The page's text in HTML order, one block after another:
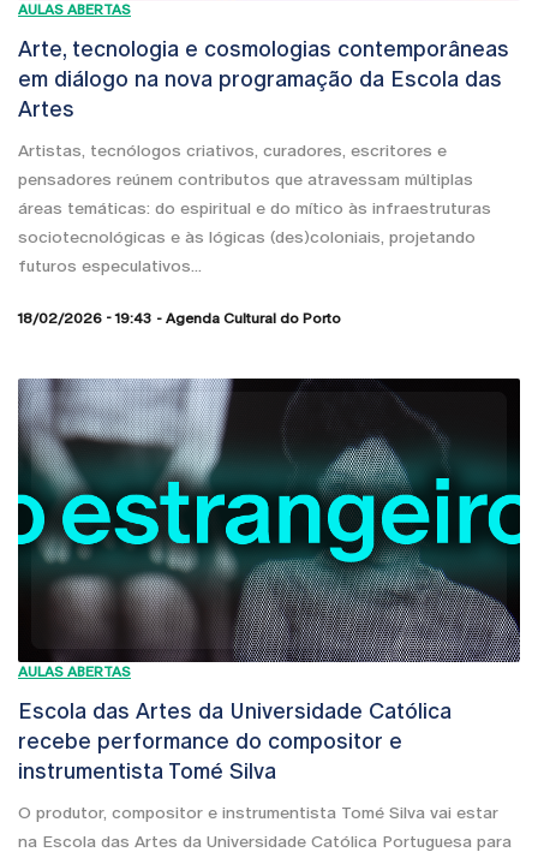
AULAS ABERTAS
Arte, tecnologia e cosmologias contemporâneas
em diálogo na nova programação da Escola das
Artes
Artistas, tecnólogos criativos, curadores, escritores e
pensadores reúnem contributos que atravessam múltiplas
áreas temáticas: do espiritual e do mítico às infraestruturas
sociotecnológicas e às lógicas (des)coloniais, projetando
futuros especulativos...
18/02/2026 - 19:43 Agenda Cultural do Porto
AULAS ABERTAS
Escola das Artes da Universidade Católica
recebe performance do compositor e
instrumentista Tomé Silva
O produtor, compositor e instrumentista Tomé Silva vai estar
na Escola das Artes da Universidade Católica Portuguesa para